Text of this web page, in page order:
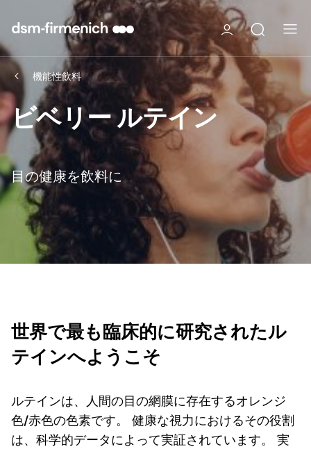
機能性飲料
ビベリー ルテイン
目の健康を飲料に
世界で最も臨床的に研究されたル
テインへようこそ
ルテインは、人間の目の網膜に存在するオレンジ
色/赤色の色素です。 健康な視力におけるその役割
は、科学的データによって実証されています。 実